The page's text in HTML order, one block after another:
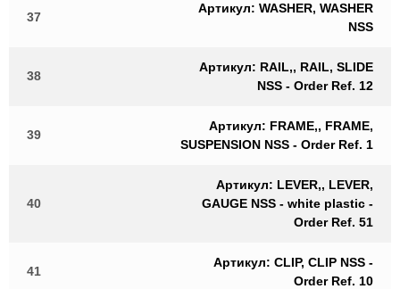
37
Артикул: WASHER, WASHER
NSS
38
Артикул: RAIL,, RAIL, SLIDE
NSS - Order Ref. 12
39
Артикул: FRAME,, FRAME,
SUSPENSION NSS - Order Ref. 1
40
Артикул: LEVER,, LEVER,
GAUGE NSS - white plastic -
Order Ref. 51
41
Артикул: CLIP, CLIP NSS -
Order Ref. 10